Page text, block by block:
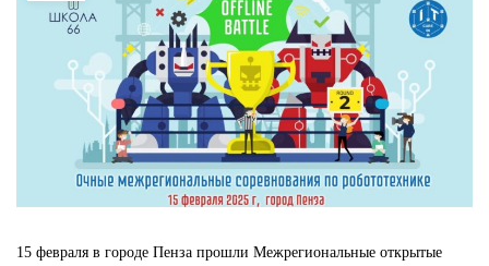
15 февраля в городе Пенза прошли Межрегиональные открытые